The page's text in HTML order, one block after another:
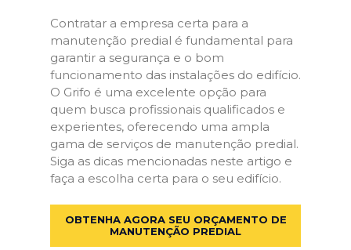
Contratar a empresa certa para a
manutenção predial é fundamental para
garantir a segurança e o bom
funcionamento das instalações do edifício.
O Grifo é uma excelente opção para
quem busca profissionais qualificados e
experientes, oferecendo uma ampla
gama de serviços de manutenção predial.
Siga as dicas mencionadas neste artigo e
faça a escolha certa para o seu edifício.
OBTENHA AGORA SEU ORÇAMENTO DE
MANUTENÇÃO PREDIAL